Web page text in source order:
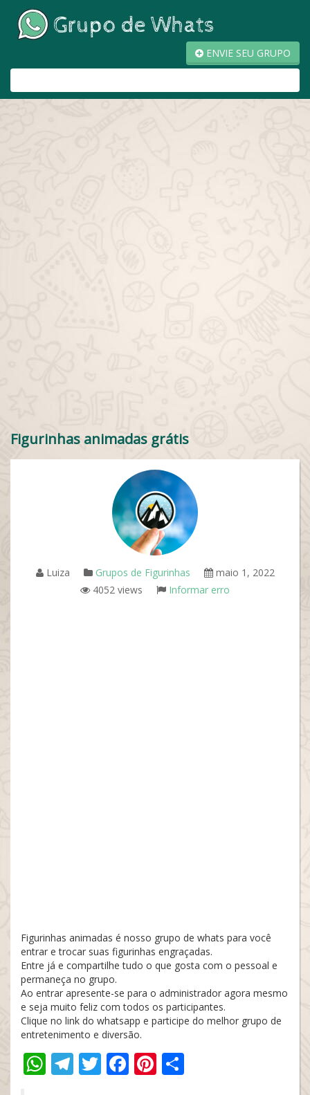
ENVIE SEU GRUPO
Figurinhas animadas grátis
Luiza Grupos de Figurinhas
maio 1, 2022
4052 views
Informar erro
Figurinhas animadas é nosso grupo de whats para você
entrar e trocar suas figurinhas engraçadas.
Entre já e compartilhe tudo o que gosta com o pessoal e
permaneça no grupo.
Ao entrar apresente-se para o administrador agora mesmo
e seja muito feliz com todos os participantes.
Clique no link do whatsapp e participe do melhor grupo de
entretenimento e diversão.
WhatsApp
Telegram
Twitter
Facebook
Pinterest